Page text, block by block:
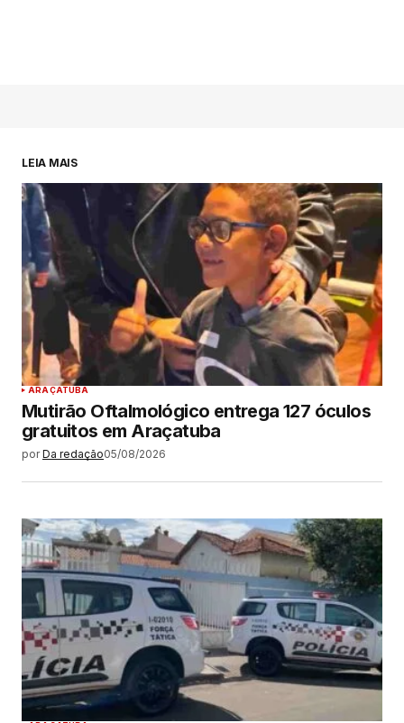
LEIA MAIS
ARAÇATUBA
Mutirão Oftalmológico entrega 127 óculos
gratuitos em Araçatuba
por Da redação05/08/2026